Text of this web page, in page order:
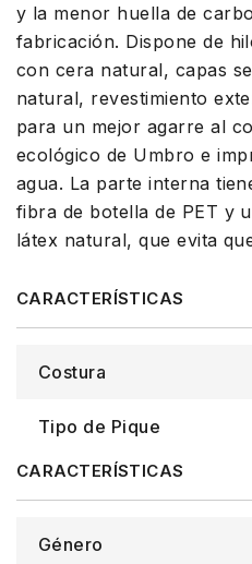
y la menor huella de
fabricación. Dispone de
con cera natural, capas
natural, revestimiento
para un mejor agarre al
ecológico de Umbro e
agua. La parte interna
fibra de botella de PET y
látex natural, que evita
Costura
Tipo de Pique
Género